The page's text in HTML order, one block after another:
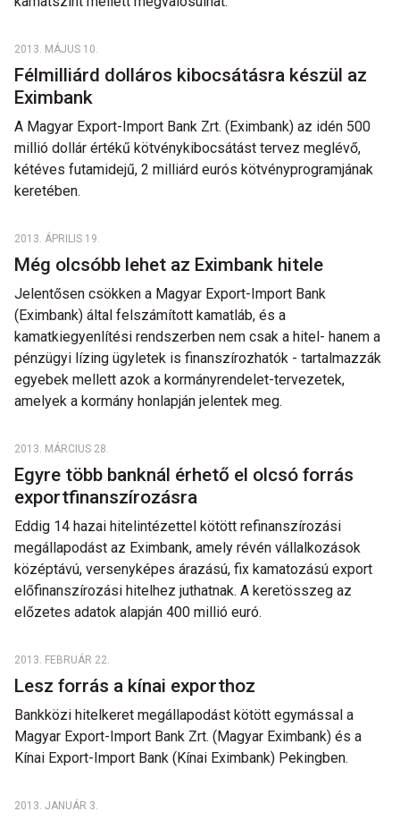
2013. MÁJUS 10.
Félmilliárd dolláros kibocsátásra készül az
Eximbank
A Magyar Export-Import Bank Zrt. (Eximbank) az idén 500
millió dollár értékű kötvénykibocsátást tervez meglévő,
kétéves futamidejű, 2 milliárd eurós kötvényprogramjának
keretében.
2013. ÁPRILIS 19.
Még olcsóbb lehet az Eximbank hitele
Jelentősen csökken a Magyar Export-Import Bank
(Eximbank) által felszámított kamatláb, és a
kamatkiegyenlítési rendszerben nem csak a hitel- hanem a
pénzügyi lízing ügyletek is finanszírozhatók - tartalmazzák
egyebek mellett azok a kormányrendelet-tervezetek,
amelyek a kormány honlapján jelentek meg.
2013. MÁRCIUS 28.
Egyre több banknál érhető el olcsó forrás
exportfinanszírozásra
Eddig 14 hazai hitelintézettel kötött refinanszírozási
megállapodást az Eximbank, amely révén vállalkozások
középtávú, versenyképes árazású, fix kamatozású export
előfinanszírozási hitelhez juthatnak. A keretösszeg az
előzetes adatok alapján 400 millió euró.
2013. FEBRUÁR 22.
Lesz forrás a kínai exporthoz
Bankközi hitelkeret megállapodást kötött egymással a
Magyar Export-Import Bank Zrt. (Magyar Eximbank) és a
Kínai Export-Import Bank (Kínai Eximbank) Pekingben.
2013. JANUÁR 3.